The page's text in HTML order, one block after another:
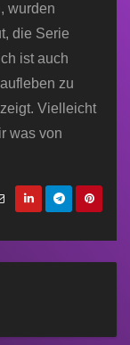
wurden
die Serie
ist auch
zu
Vielleicht
was von